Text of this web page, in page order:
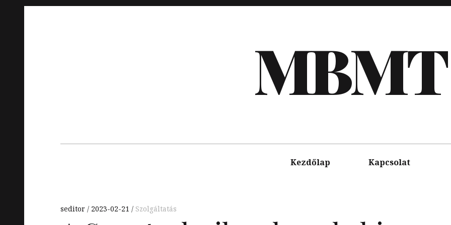
MBMT
Kezdőlap Kapcsolat
seditor 2023-02-21 Szolgáltatás